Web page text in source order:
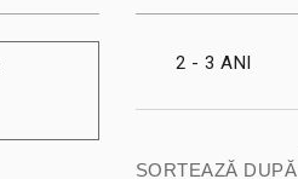
2 - 3 ANI
SORTEAZĂ DUPĂ